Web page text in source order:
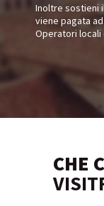
Inoltre sostieni
viene pagata
Operatori locali
CHE